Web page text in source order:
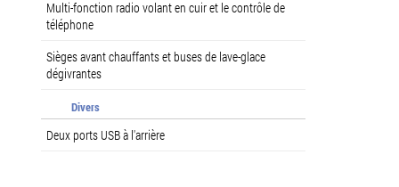
Multi-fonction radio volant en cuir et le contrôle de
téléphone
Sièges avant chauffants et buses de lave-glace
dégivrantes
Divers
Deux ports USB à l'arrière